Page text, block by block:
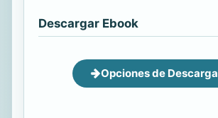
Descargar Ebook
Opciones de Descarga